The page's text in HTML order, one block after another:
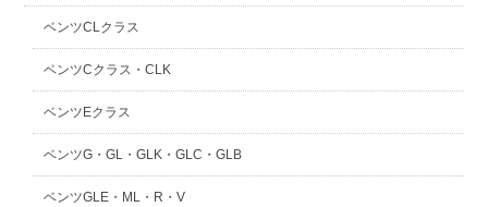
ベンツCLクラス
ベンツCクラス・CLK
ベンツEクラス
ベンツG・GL・GLK・GLC・GLB
ベンツGLE・ML・R・V